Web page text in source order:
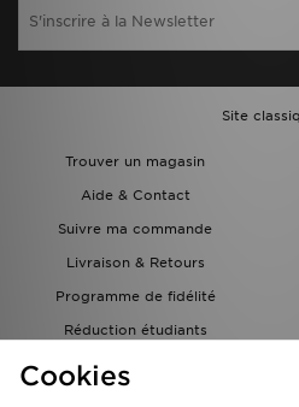
Site
Trouver un magasin
Aide & Contact
Suivre ma commande
Livraison & Retours
Programme de fidélité
Réduction étudiants
Carte Cadeau
Cookies